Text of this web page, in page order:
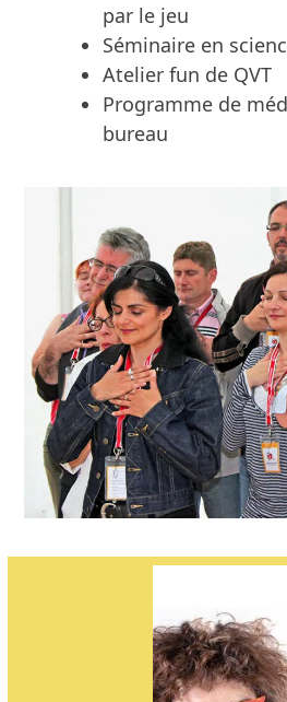
par le jeu
Séminaire en
Atelier fun de QVT
Programme de
bureau